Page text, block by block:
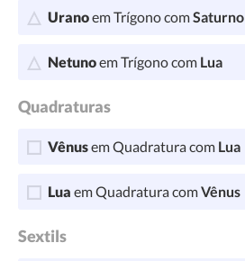
Uranoem Trígono comSaturno
Netunoem Trígono com Lua
Quadraturas
Vênusem Quadratura com Lua
Lua em Quadratura comVênus
Sextils